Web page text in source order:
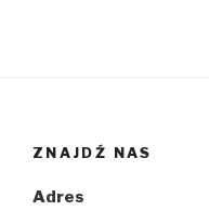
ZNAJDŹ NAS
Adres